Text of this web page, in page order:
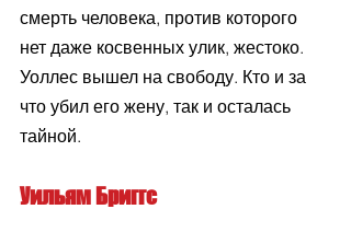
смерть человека, против которого
нет даже косвенных улик, жестоко.
Уоллес вышел на свободу. Кто и за
что убил его жену, так и осталась
тайной.
Уильям Бриггс